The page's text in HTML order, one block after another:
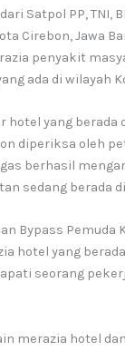
Satpol PP, TNI,
Cirebon, Jawa
penyakit
ada di wilayah
hotel yang berada
diperiksa oleh
berhasil
sedang berada
Bypass Pemuda
hotel yang
seorang
merazia hotel